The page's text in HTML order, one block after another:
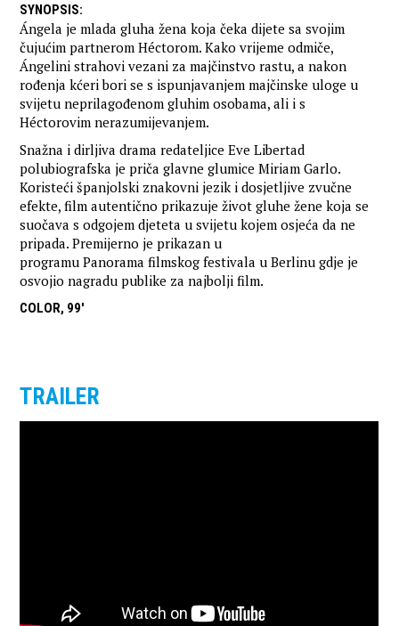
SYNOPSIS:
Ángela je mlada gluha žena koja čeka dijete sa svojim
čujućim partnerom Héctorom. Kako vrijeme odmiče,
Ángelini strahovi vezani za majčinstvo rastu, a nakon
rođenja kćeri bori se s ispunjavanjem majčinske uloge u
svijetu neprilagođenom gluhim osobama, ali i s
Héctorovim nerazumijevanjem.
Snažna i dirljiva drama redateljice Eve Libertad
polubiografska je priča glavne glumice Miriam Garlo.
Koristeći španjolski znakovni jezik i dosjetljive zvučne
efekte, film autentično prikazuje život gluhe žene koja se
suočava s odgojem djeteta u svijetu kojem osjeća da ne
pripada. Premijerno je prikazan u
programu Panorama filmskog festivala u Berlinu gdje je
osvojio nagradu publike za najbolji film.
COLOR, 99'
TRAILER